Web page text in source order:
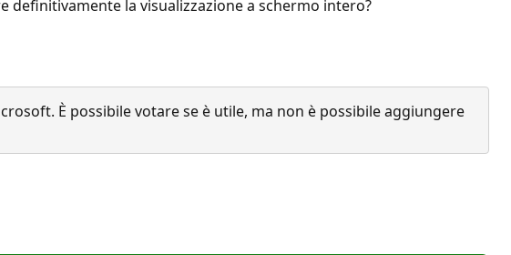
la visualizzazione a schermo intero?
È possibile votare se è utile, ma non è possibile aggiungere